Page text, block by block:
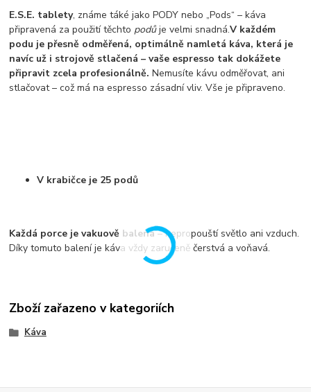
E.S.E. tablety, známe táké jako PODY nebo „Pods“ – káva
připravená za použití těchto podůje velmi snadná.V každém
podu je přesně odměřená, optimálně namletá káva, která je
navíc už i strojově stlačená – vaše espresso tak dokážete
připravit zcela profesionálně. Nemusíte kávu odměřovat, ani
stlačovat – což má na espresso zásadní vliv. Vše je připraveno.
V krabičce je 25 podů
Každá porce je vakuově balená– nepropouští světlo ani vzduch.
Díky tomuto balení je káva vždy zaručeně čerstvá a voňavá.
Zboží zařazeno v kategoriích
Káva